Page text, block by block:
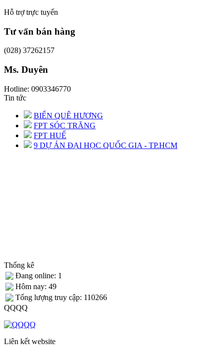
Hỗ trợ trực tuyến
Tư vấn bán hàng
(028) 37262157
Ms. Duyên
Hotline: 0903346770
Tin tức
BIỂN QUÊ HƯƠNG
FPT SÓC TRĂNG
FPT HUẾ
9 DỰ ÁN ĐẠI HỌC QUỐC GIA - TP.HCM
Thống kê
Đang online: 1
Hôm nay: 49
Tống lượng truy cập: 110266
QQQQ
Liên kết website